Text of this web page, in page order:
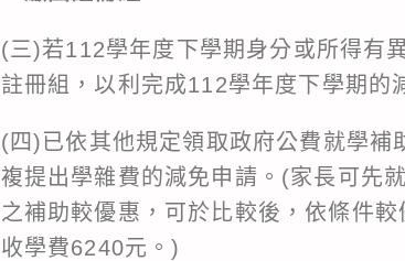
(三)若112學年度下學期身分或所得有
註冊組，以利完成112學年度下學期的
(四)已依其他規定領取政府公費就學
複提出學雜費的減免申請。(家長可先
之補助較優惠，可於比較後，依條件
收學費6240元。)